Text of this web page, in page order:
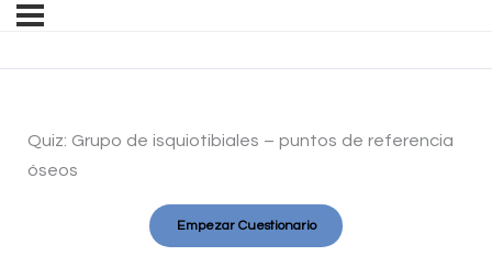
Quiz: Grupo de isquiotibiales – puntos de referencia
óseos